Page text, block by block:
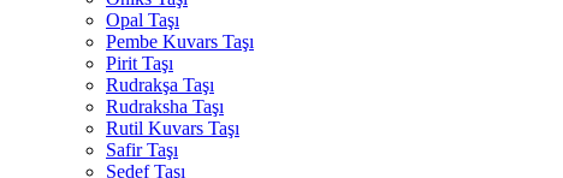
Opal Taşı
Pembe Kuvars Taşı
Pirit Taşı
Rudrakşa Taşı
Rudraksha Taşı
Rutil Kuvars Taşı
Safir Taşı
Sedef Taşı